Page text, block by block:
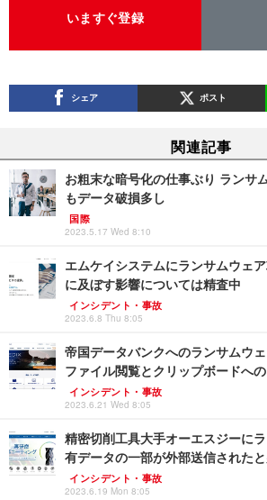
いますぐ登録
シェア ポスト
関連記事
お粗末な暗号化の仕事ぶり ランサ
もデータ破損多し
国際
2023.5.17 Wed 8:10
エムケイシステムにランサムウェ
に及ぼす影響については精査中
インシデント・事故
2023.6.8 Thu 8:05
帝国データバンクへのランサムウ
ファイル閲覧とクリップボードへ
インシデント・事故
2023.6.21 Wed 8:05
精密切削工具大手オーエスジーに
有データの一部が外部送信された
インシデント・事故
2023.6.19 Mon 8:05